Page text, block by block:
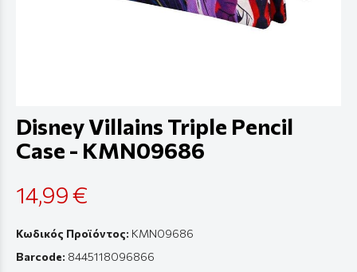
Disney Villains Triple Pencil
Case - KMN09686
14,99 €
Κωδικός Προϊόντος: KMN09686
Barcode: 8445118096866